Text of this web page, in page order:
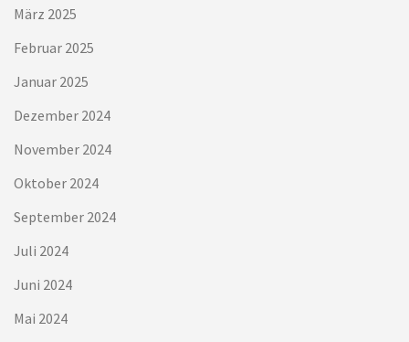
März 2025
Februar 2025
Januar 2025
Dezember 2024
November 2024
Oktober 2024
September 2024
Juli 2024
Juni 2024
Mai 2024